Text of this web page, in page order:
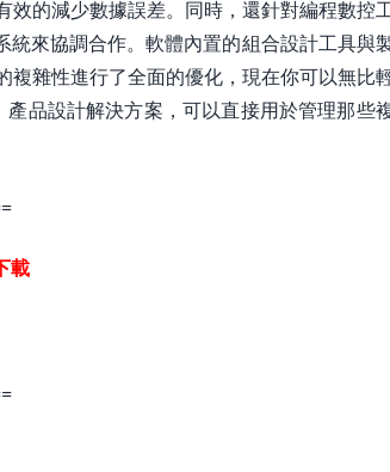
的減少數據誤差。同時，還針對編程數控
來協調合作。軟體內置的組合設計工具與
雜性進行了全面的優化，現在你可以無比
品設計解決方案，可以直接用於管理那些
載